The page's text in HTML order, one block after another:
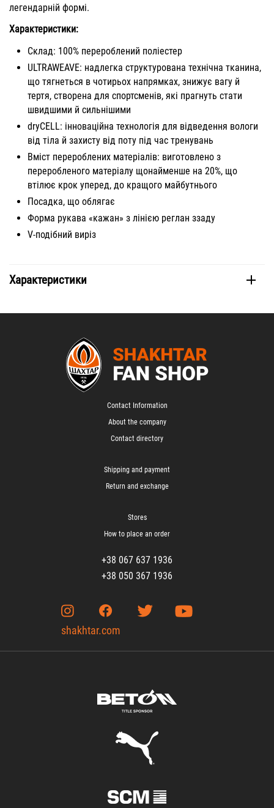
легендарній формі.
Характеристики:
Склад: 100% перероблений поліестер
ULTRAWEAVE: надлегка структурована технічна тканина,
що тягнеться в чотирьох напрямках, знижує вагу й
тертя, створена для спортсменів, які прагнуть стати
швидшими й сильнішими
dryCELL: інноваційна технологія для відведення вологи
від тіла й захисту від поту під час тренувань
Вміст перероблених матеріалів: виготовлено з
переробленого матеріалу щонайменше на 20%, що
втілює крок уперед, до кращого майбутнього
Посадка, що облягає
Форма рукава «кажан» з лінією реглан ззаду
V-подібний виріз
Характеристики
Contact Information
About the company
Contact directory
Shipping and payment
Return and exchange
Stores
How to place an order
+38 067 637 1936
+38 050 367 1936
shakhtar.com